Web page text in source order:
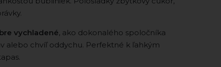
vychladené, ako dokonalého spoločníka
alebo chvíľ oddychu. Perfektné k ľahkým